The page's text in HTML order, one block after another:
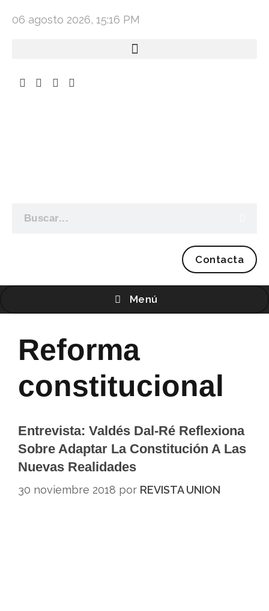
06 agosto 2026, 15:16 PM
Contacta
Menú
Reforma
constitucional
Entrevista: Valdés Dal-Ré Reflexiona
Sobre Adaptar La Constitución A Las
Nuevas Realidades
30 noviembre 2018 por REVISTA UNION